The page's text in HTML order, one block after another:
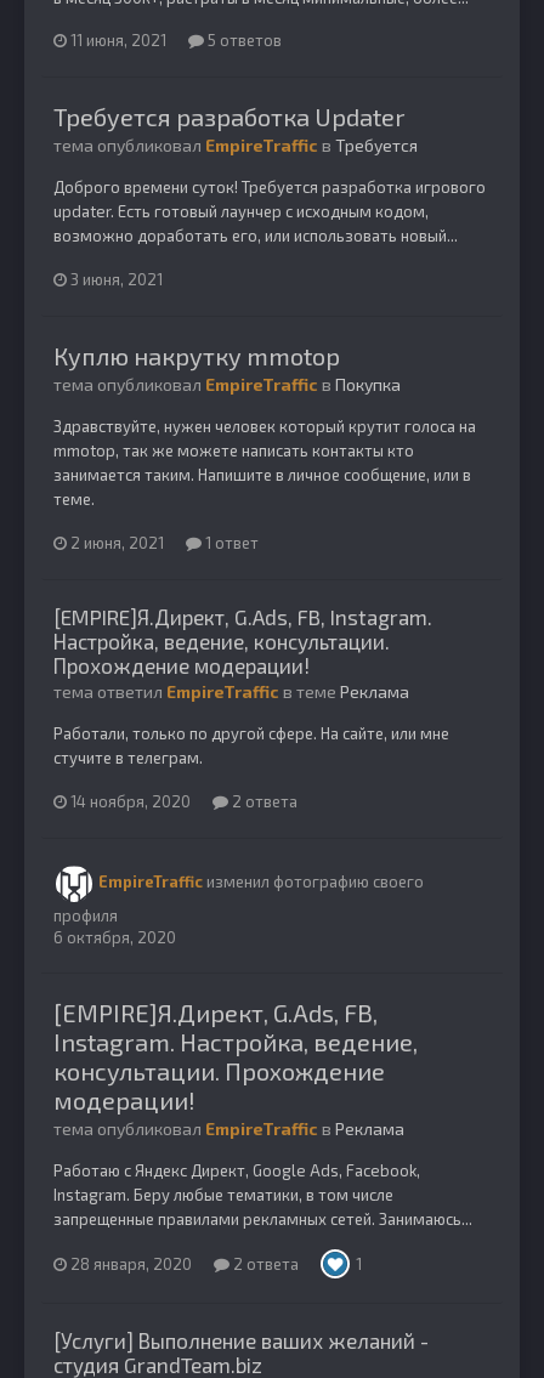
11 июня, 2021 5 ответов
Требуется разработка Updater
тема опубликовал EmpireTraffic в Требуется
Доброго времени суток! Требуется разработка игрового
updater. Есть готовый лаунчер с исходным кодом,
возможно доработать его, или использовать новый...
3 июня, 2021
Куплю накрутку mmotop
тема опубликовал EmpireTraffic в Покупка
Здравствуйте, нужен человек который крутит голоса на
mmotop, так же можете написать контакты кто
занимается таким. Напишите в личное сообщение, или в
теме.
2 июня, 2021 1 ответ
[EMPIRE]Я.Директ, G.Ads, FB, Instagram.
Настройка, ведение, консультации.
Прохождение модерации!
тема ответил EmpireTraffic в теме Реклама
Работали, только по другой сфере. На сайте, или мне
стучите в телеграм.
14 ноября, 2020 2 ответа
EmpireTraffic изменил фотографию своего
профиля
6 октября, 2020
[EMPIRE]Я.Директ, G.Ads, FB,
Instagram. Настройка, ведение,
консультации. Прохождение
модерации!
тема опубликовал EmpireTraffic в Реклама
Работаю с Яндекс Директ, Google Ads, Facebook,
Instagram. Беру любые тематики, в том числе
запрещенные правилами рекламных сетей. Занимаюсь...
28 января, 2020 2 ответа 1
[Услуги] Выполнение ваших желаний -
студия GrandTeam.biz